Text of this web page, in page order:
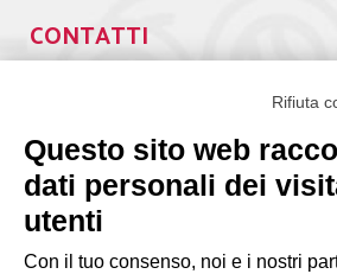
CONTATTI
segreteria@lps.coop
Rifiuta
Questo sito web
dati personali dei
utenti
Con il tuo consenso, noi e i nostri